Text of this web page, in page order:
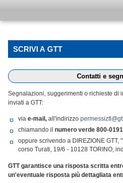
SCRIVI A GTT
Contatti e
Segnalazioni, suggerimenti o richieste di
inviati a GTT:
via e-mail, all'indirizzo
chiamando il numero verde 800-
oppure scrivendo a DIREZIONE GTT,
corso Turati, 19/6 - 10128 TORINO,
GTT garantisce una risposta scritta
un'eventuale risposta più dettagliata